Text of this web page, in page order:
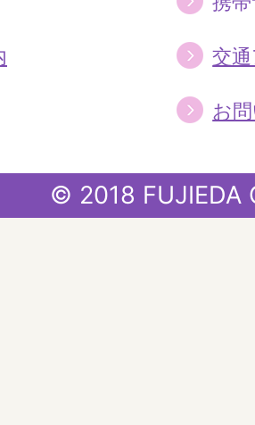
交
お
© 2018 FUJIEDA